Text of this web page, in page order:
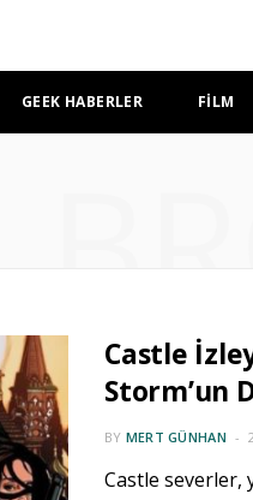
GEEK HABERLER FİLM
Castle
Storm’un
BY MERT GÜNHAN
Castle severler,